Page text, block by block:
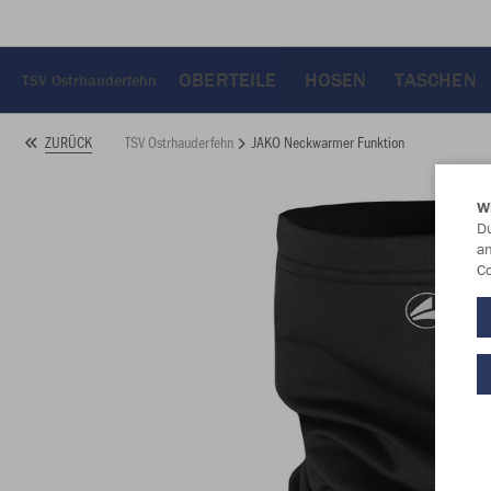
TSV Ostrhauderfehn OBERTEILE HOSEN TASCHEN
ZURÜCK TSV Ostrhauderfehn JAKO Neckwarmer Funktion